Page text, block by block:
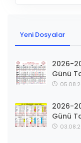
Yeni Dosyalar
2026-
Günü
2026-
Günü